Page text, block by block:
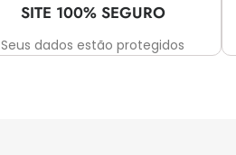
SITE 100% SEGURO
Seus dados estão protegidos